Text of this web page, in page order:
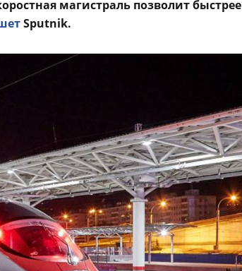
магистраль позволит быстрее
Sputnik.